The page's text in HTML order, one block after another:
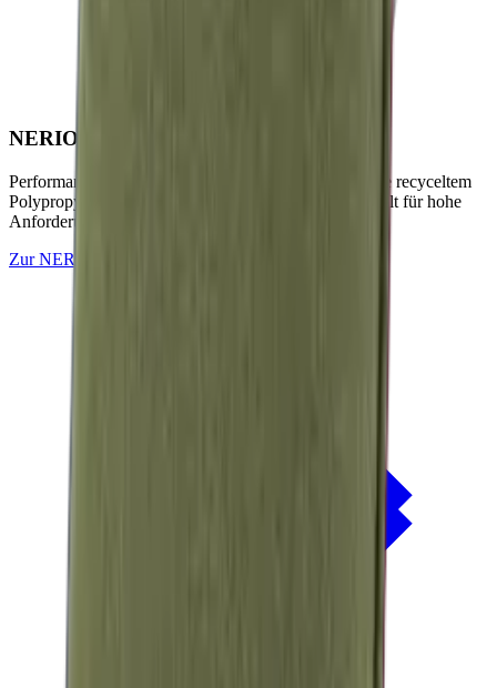
NERIO · Oceana
Performance-Outdoorstoffe auf Basis von OceanCycle recyceltem
Polypropylen. Solution-dyed, PFAS-frei und entwickelt für hohe
Anforderungen im Außenbereich.
ZurNERIO · Oceana